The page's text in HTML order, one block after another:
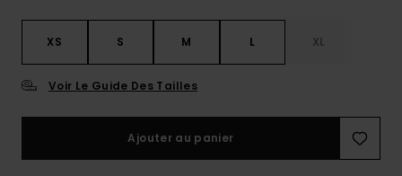
XS S M L XL
Voir Le Guide Des Tailles
Ajouter au panier